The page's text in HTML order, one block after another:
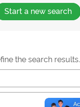
Start a new search
the search results.